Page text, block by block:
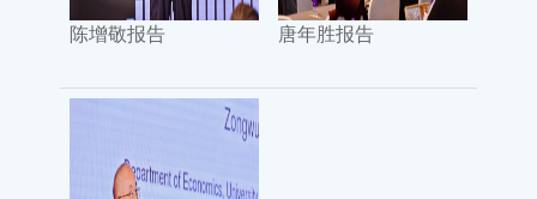
陈增敬报告 唐年胜报告